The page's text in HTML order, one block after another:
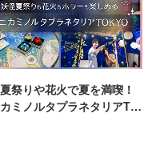
祭りや花火で夏を満喫！
ミノルタプラネタリアTO